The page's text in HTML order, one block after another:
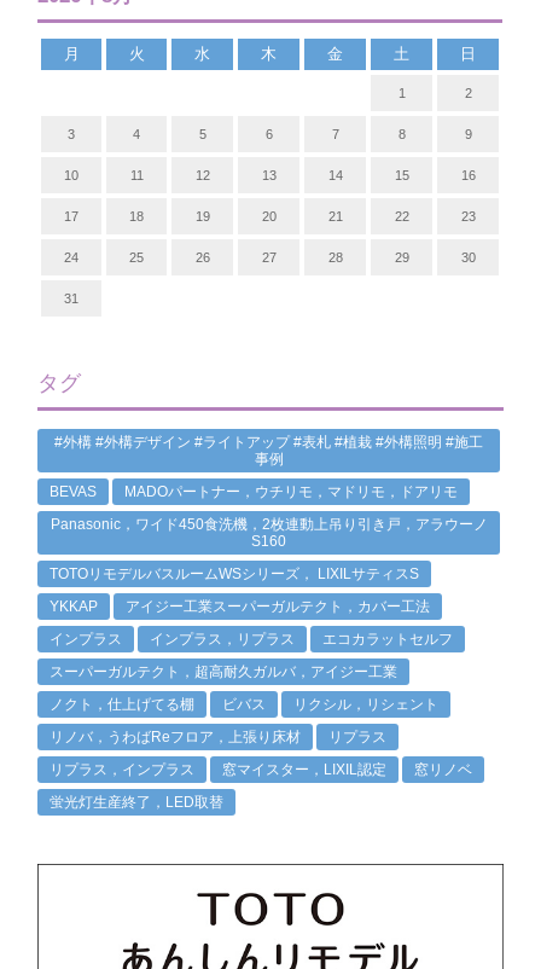
月 火 水 木 金 土 日
1 2
3 4 5 6 7 8 9
10 11 12 13 14 15 16
17 18 19 20 21 22 23
24 25 26 27 28 29 30
31
タグ
#外構 #外構デザイン #ライトアップ #表札 #植栽 #外構照明 #施工
事例
BEVAS
MADOパートナー，ウチリモ，マドリモ，ドアリモ
Panasonic，ワイド450食洗機，2枚連動上吊り引き戸，アラウーノ
S160
TOTOリモデルバスルームWSシリーズ， LIXILサティスS
YKKAP
アイジー工業スーパーガルテクト，カバー工法
インプラス
インプラス，リプラス
エコカラットセルフ
スーパーガルテクト，超高耐久ガルバ，アイジー工業
ノクト，仕上げてる棚
ビバス
リクシル，リシェント
リノバ，うわばReフロア，上張り床材
リプラス
リプラス，インプラス
窓マイスター，LIXIL認定
窓リノベ
蛍光灯生産終了，LED取替